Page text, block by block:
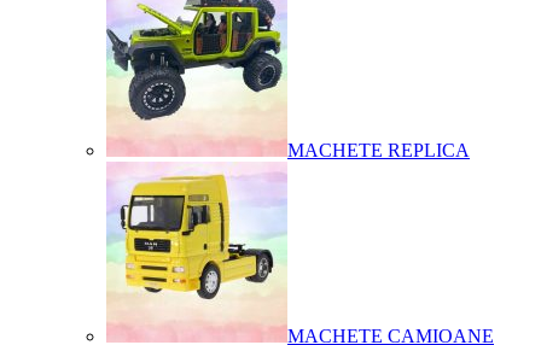
MACHETE REPLICA
MACHETE CAMIOANE